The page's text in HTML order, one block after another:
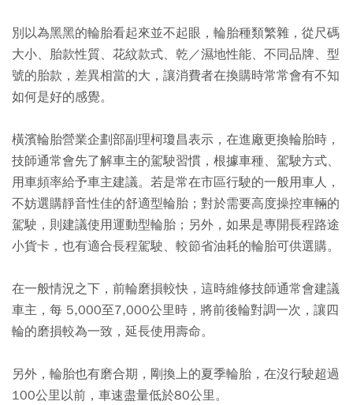
別以為黑黑的輪胎看起來並不起眼，輪胎種類繁雜，從尺碼
大小、胎款性質、花紋款式、乾／濕地性能、不同品牌、型
號的胎款，差異相當的大，讓消費者在換購時常常會有不知
如何是好的感覺。
橫濱輪胎營業企劃部副理柯瓊昌表示，在進廠更換輪胎時，
技師通常會先了解車主的駕駛習慣，根據車種、駕駛方式、
用車頻率給予車主建議。若是常在市區行駛的一般用車人，
不妨選購靜音性佳的舒適型輪胎；對於需要高度操控車輛的
駕駛，則建議使用運動型輪胎；另外，如果是專開長程路途
小貨卡，也有適合長程駕駛、較節省油耗的輪胎可供選購。
在一般情況之下，前輪磨損較快，這時維修技師通常會建議
車主，每 5,000至7,000公里時，將前後輪對調一次，讓四
輪的磨損較為一致，延長使用壽命。
另外，輪胎也有磨合期，剛換上的夏季輪胎，在沒行駛超過
100公里以前，車速盡量低於80公里。